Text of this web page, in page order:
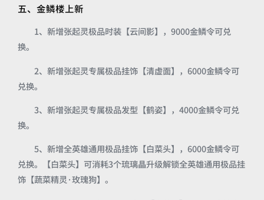
五、金鳞楼上新
1、新增张起灵极品时装【云间影】，9000金鳞令可兑
换。
2、新增张起灵专属极品挂饰【清虚面】，6000金鳞令可
兑换。
3、新增张起灵专属极品发型【鹤姿】，4000金鳞令可兑
换。
5、新增全英雄通用极品挂饰【白菜头】，6000金鳞令可
兑换。【白菜头】可消耗3个琉璃晶升级解锁全英雄通用极品挂
饰【蔬菜精灵·玫瑰狗】。